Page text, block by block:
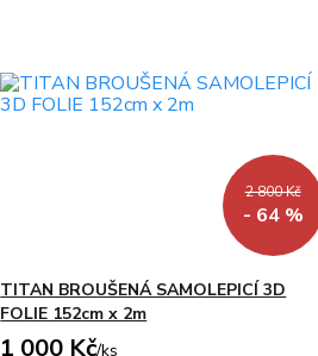
2 800 Kč
- 64 %
TITAN BROUŠENÁ SAMOLEPICÍ 3D
FOLIE 152cm x 2m
1 000 Kč/ks